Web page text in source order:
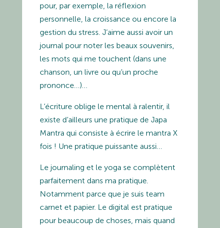
pour, par exemple, la réflexion
personnelle, la croissance ou encore la
gestion du stress. J’aime aussi avoir un
journal pour noter les beaux souvenirs,
les mots qui me touchent (dans une
chanson, un livre ou qu’un proche
prononce…)…
L’écriture oblige le mental à ralentir, il
existe d’ailleurs une pratique de Japa
Mantra qui consiste à écrire le mantra X
fois ! Une pratique puissante aussi…
Le journaling et le yoga se complètent
parfaitement dans ma pratique.
Notamment parce que je suis team
carnet et papier. Le digital est pratique
pour beaucoup de choses, mais quand